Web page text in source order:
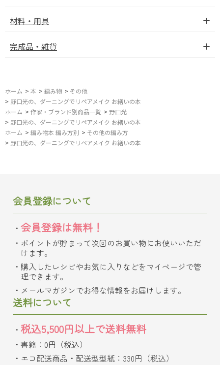
材料・用具
完成品・雑貨
ホーム > 本 > 編み物 > その他
> 野口光の、ダーニングでリペアメイク お繕いの本
ホーム > 作家・ブランド別商品一覧 > 野口光
> 野口光の、ダーニングでリペアメイク お繕いの本
ホーム > 編み物本 編み方別 > その他の編み方
> 野口光の、ダーニングでリペアメイク お繕いの本
会員登録について
会員登録は無料！
ポイントが貯まって次回のお買い物にお使いいただ
けます。
購入したレシピやお気に入りなどをマイページで管
理できます。
メールマガジンでお得な情報をお届けします。
送料について
税込5,500円以上で送料無料
書籍：0円（税込）
エコ配送商品・配送型型紙：330円（税込）